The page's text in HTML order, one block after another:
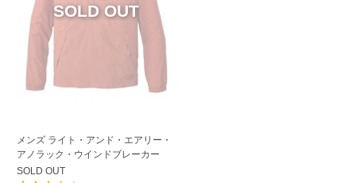
メンズ ライト・アンド・エアリー・
アノラック・ウインドブレーカー
SOLD OUT